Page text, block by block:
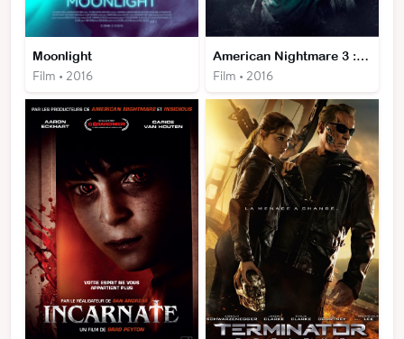
Moonlight
Film • 2016
American Nightmare 3 : Élections
Film • 2016